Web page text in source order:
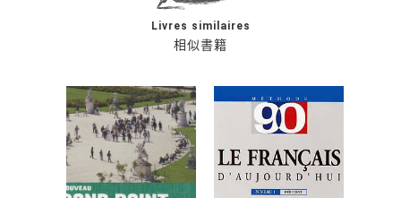
相似書籍
Livres similaires